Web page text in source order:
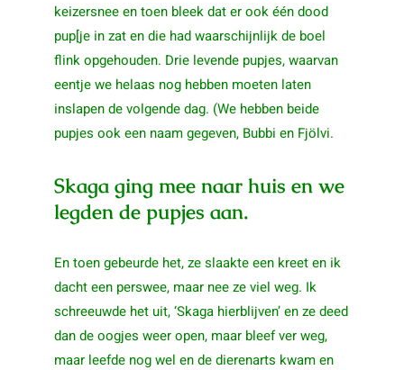
keizersnee en toen bleek dat er ook één dood
pup[je in zat en die had waarschijnlijk de boel
flink opgehouden. Drie levende pupjes, waarvan
eentje we helaas nog hebben moeten laten
inslapen de volgende dag. (We hebben beide
pupjes ook een naam gegeven, Bubbi en Fjölvi.
Skaga ging mee naar huis en we
legden de pupjes aan.
En toen gebeurde het, ze slaakte een kreet en ik
dacht een perswee, maar nee ze viel weg. Ik
schreeuwde het uit, ‘Skaga hierblijven’ en ze deed
dan de oogjes weer open, maar bleef ver weg,
maar leefde nog wel en de dierenarts kwam en